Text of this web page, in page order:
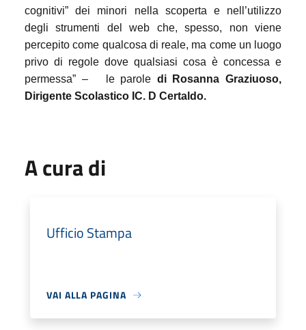
cognitivi” dei minori nella scoperta e nell’utilizzo
degli strumenti del web che, spesso, non viene
percepito come qualcosa di reale, ma come un luogo
privo di regole dove qualsiasi cosa è concessa e
permessa” –
le parole di Rosanna Graziuoso,
Dirigente Scolastico IC. D Certaldo.
A cura di
Ufficio Stampa
VAI ALLA PAGINA